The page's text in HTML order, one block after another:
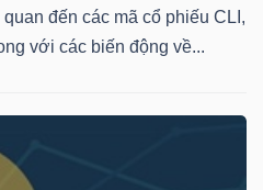
đến các mã cổ phiếu CLI,
với các biến động về...